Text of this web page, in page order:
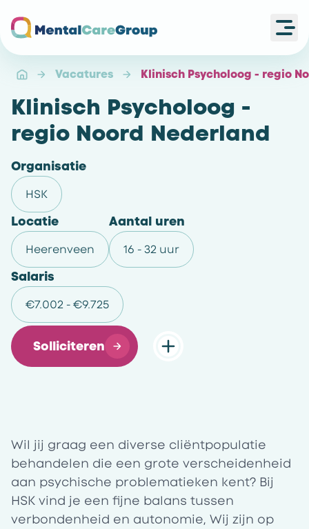
Vacatures Klinisch Psycholoog - regio
Klinisch Psycholoog -
regio Noord Nederland
Organisatie
HSK
Locatie
Heerenveen
Aantal uren
16 - 32 uur
Salaris
€7.002 - €9.725
Solliciteren
Wil jij graag een diverse cliëntpopulatie
behandelen die een grote verscheidenheid
aan psychische problematieken kent? Bij
HSK vind je een fijne balans tussen
verbondenheid en autonomie, Wij zijn op